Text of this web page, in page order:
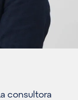
consultora